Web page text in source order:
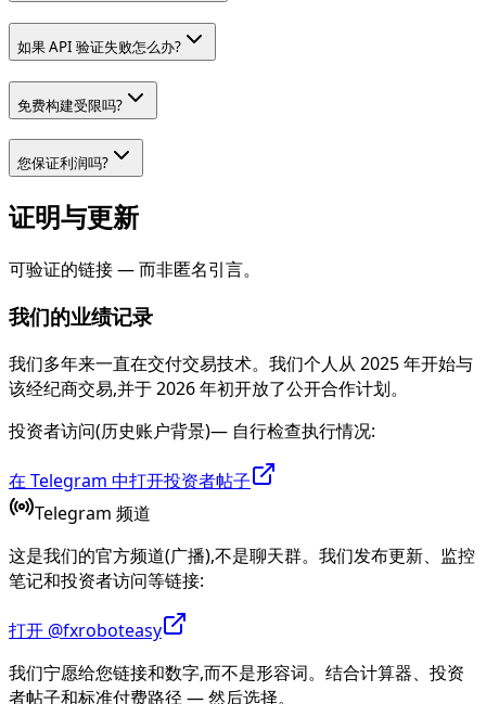
如果 API 验证失败怎么办?
免费构建受限吗?
您保证利润吗?
证明与更新
可验证的链接 — 而非匿名引言。
我们的业绩记录
我们多年来一直在交付交易技术。我们个人从 2025 年开始与
该经纪商交易,并于 2026 年初开放了公开合作计划。
投资者访问(历史账户背景)— 自行检查执行情况:
在 Telegram 中打开投资者帖子
Telegram 频道
这是我们的官方频道(广播),不是聊天群。我们发布更新、监控
笔记和投资者访问等链接:
打开 @fxroboteasy
我们宁愿给您链接和数字,而不是形容词。结合计算器、投资
者帖子和标准付费路径 — 然后选择。